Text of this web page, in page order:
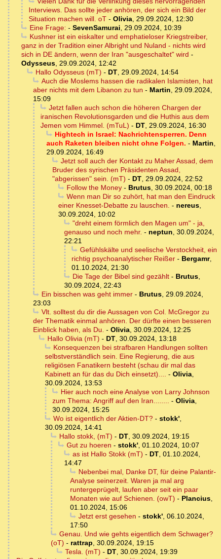
Interviews. Das sollte jeder anhören, der sich ein Bild der
Situation machen will. oT - Olivia, 29.09.2024, 12:30
Eine Frage: - SevenSamurai, 29.09.2024, 10:39
Kushner ist ein eiskalter und emphatieloser Kriegstreiber,
ganz in der Tradition einer Albright und Nuland - nichts wird
sich in DE ändern, wenn der Iran "ausgeschaltet" wird -
Odysseus, 29.09.2024, 12:42
Hallo Odysseus (mT) - DT, 29.09.2024, 14:54
Auch die Moslems hassen die radikalen Islamisten, hat
aber nichts mit dem Libanon zu tun - Martin, 29.09.2024,
15:09
Jetzt fallen auch schon die höheren Chargen der
iranischen Revolutionsgarden und die Huthis aus dem
Jemen vom Himmel. (mTuL) - DT, 29.09.2024, 16:30
Hightech in Israel: Nachrichtensperren. Denn
auch Raketen bleiben nicht ohne Folgen. - Martin,
29.09.2024, 16:49
Jetzt soll auch der Kontakt zu Maher Assad, dem
Bruder des syrischen Präsidenten Assad,
"abgerissen" sein. (mT) - DT, 29.09.2024, 22:52
Follow the Money- Brutus, 30.09.2024, 00:18
Wenn man Dir so zuhört, hat man den Eindruck
einer Knesset-Debatte zu lauschen. - nereus,
30.09.2024, 10:02
"dreht einem förmlich den Magen um" - ja,
genauso und noch mehr. - neptun, 30.09.2024,
22:21
Gefühlskälte und seelische Verstockheit, ein
richtig psychoanalytischer Reißer - Bergamr,
01.10.2024, 21:30
Die Tage der Bibel sind gezählt- Brutus,
30.09.2024, 22:43
Ein bisschen was geht immer- Brutus, 29.09.2024,
23:03
Vlt. solltest du dir die Aussagen von Col. McGregor zu
der Thematik einmal anhören. Der dürfte einen besseren
Einblick haben, als Du. - Olivia, 30.09.2024, 12:25
Hallo Olivia (mT) - DT, 30.09.2024, 13:18
Konsequenzen bei strafbaren Handlungen sollten
selbstverständlich sein. Eine Regierung, die aus
religiösen Fanatikern besteht (schau dir mal das
Kabinett an für das du Dich einsetzt).... - Olivia,
30.09.2024, 13:53
Hier auch noch eine Analyse von Larry Johnson
zum Thema: Angriff auf den Iran........ - Olivia,
30.09.2024, 15:25
Wo ist eigentlich der Aktien-DT?- stokk',
30.09.2024, 14:41
Hallo stokk, (mT) - DT, 30.09.2024, 19:15
Gut zu hoeren - stokk', 01.10.2024, 10:07
as ist Hallo Stokk (mT) - DT, 01.10.2024,
14:47
Nebenbei mal, Danke DT, für deine Palantir-
Analyse seinerzeit. Waren ja mal arg
runtergeprügelt, laufen aber seit ein paar
Monaten wie auf Schienen. (owT) - Plancius,
01.10.2024, 15:06
Jetzt erst gesehen - stokk', 06.10.2024,
17:50
Genau. Und wie gehts eigentlich dem Schwager?
(oT) - rattrap, 30.09.2024, 19:15
Tesla. (mT) - DT, 30.09.2024, 19:39